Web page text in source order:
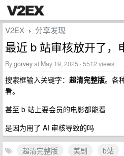
V2EX › 分享发现
最近 b 站审核放开了，
Bygorveyat May 19, 2025 · 5512 views
搜索框输入关键字： 超清完整版。各
看。
甚至 b 站上要会员的电影都能看
是因为用了 AI 审核导致的吗
超清完整版 美剧
b站